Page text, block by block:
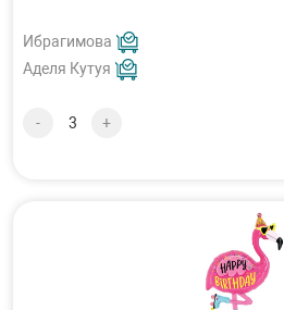
Ибрагимова
Аделя Кутуя
- +